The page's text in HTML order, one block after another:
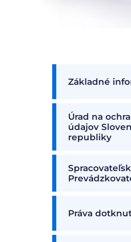
Základné
Úrad na
údajov
republiky
Práva